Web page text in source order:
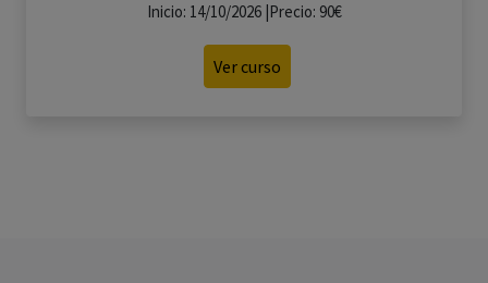
Inicio: 14/10/2026 |Precio: 90€
Ver curso